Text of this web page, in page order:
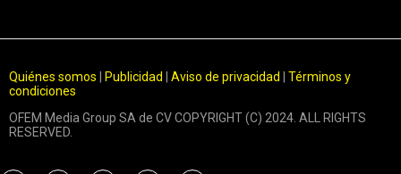
Quiénes somos Publicidad Aviso de privacidad
Términos y
condiciones
OFEM Media Group SA de CV COPYRIGHT (C) 2024. ALL RIGHTS
RESERVED.